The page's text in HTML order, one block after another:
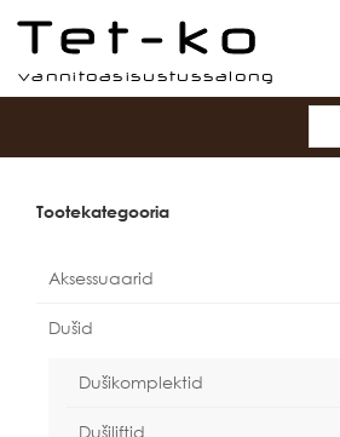
Tet-ko
Tootekategooria
Aksessuaarid
Dušid
Dušikomplektid
Dušiliftid